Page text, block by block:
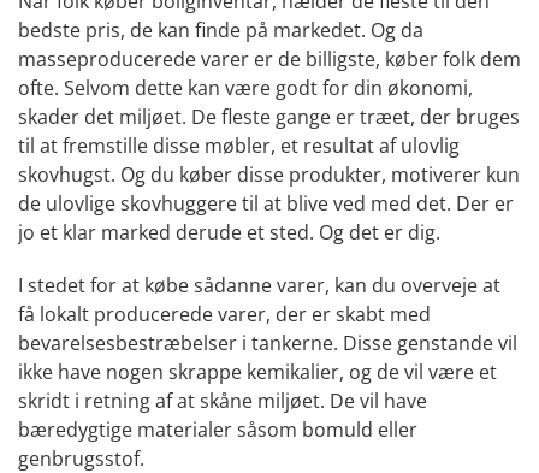
bedste pris, de kan finde på markedet. Og da
masseproducerede varer er de billigste, køber folk dem
ofte. Selvom dette kan være godt for din økonomi,
skader det miljøet. De fleste gange er træet, der bruges
til at fremstille disse møbler, et resultat af ulovlig
skovhugst. Og du køber disse produkter, motiverer kun
de ulovlige skovhuggere til at blive ved med det. Der er
jo et klar marked derude et sted. Og det er dig.
I stedet for at købe sådanne varer, kan du overveje at
få lokalt producerede varer, der er skabt med
bevarelsesbestræbelser i tankerne. Disse genstande vil
ikke have nogen skrappe kemikalier, og de vil være et
skridt i retning af at skåne miljøet. De vil have
bæredygtige materialer såsom bomuld eller
genbrugsstof.